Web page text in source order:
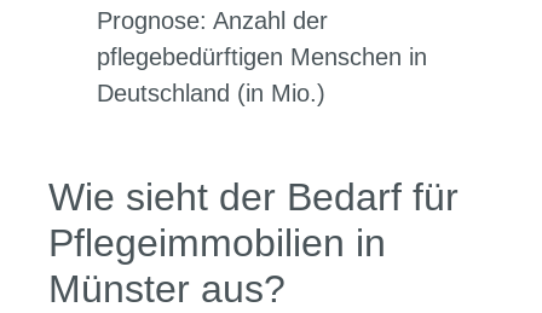
Prognose: Anzahl der
pflegebedürftigen Menschen in
Deutschland (in Mio.)
Wie sieht der Bedarf für
Pflegeimmobilien in
Münster aus?